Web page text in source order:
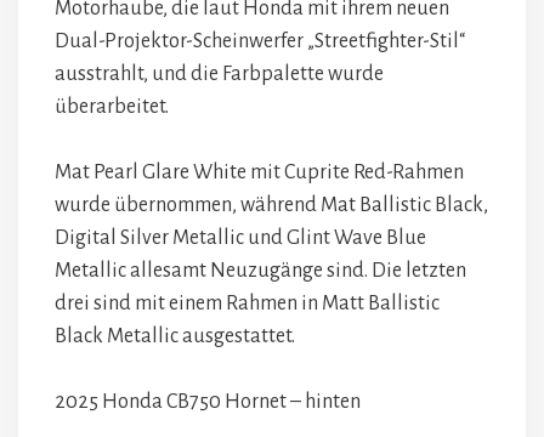
Motorhaube, die laut Honda mit ihrem neuen
Dual-Projektor-Scheinwerfer „Streetfighter-Stil“
ausstrahlt, und die Farbpalette wurde
überarbeitet.
Mat Pearl Glare White mit Cuprite Red-Rahmen
wurde übernommen, während Mat Ballistic Black,
Digital Silver Metallic und Glint Wave Blue
Metallic allesamt Neuzugänge sind. Die letzten
drei sind mit einem Rahmen in Matt Ballistic
Black Metallic ausgestattet.
2025 Honda CB750 Hornet – hinten